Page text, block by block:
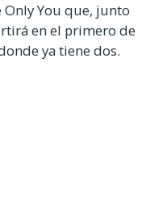
Only You que, junto
en el primero de
ya tiene dos.